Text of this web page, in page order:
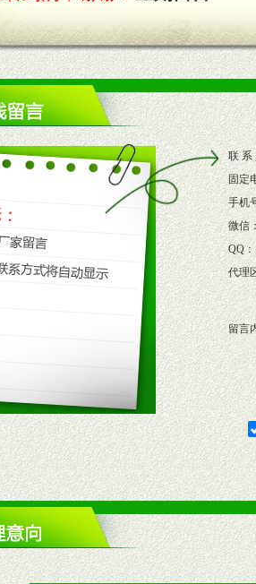
作及支持
域市场协助制定
体情况公司给予
场需要，派驻区
销售。
场情况公司给予
制度
期市场操作一定
期，滞销品给予
优势
信息服务咨询中
联 系
固定
手机
微信
QQ：
代理
留言